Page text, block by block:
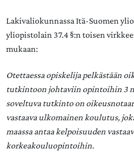
Lakivaliokunnassa Itä-Suomen
yliopistolain 37.4 §:n toisen
mukaan:
Otettaessa opiskelija pelkästään
tutkintoon johtaviin opintoihin 3
soveltuva tutkinto on
vastaava ulkomainen koulutus,
maassa antaa kelpoisuuden
korkeakouluopintoihin.